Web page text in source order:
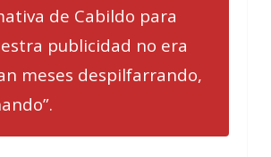
de Cabildo para
publicidad no era
meses despilfarrando,